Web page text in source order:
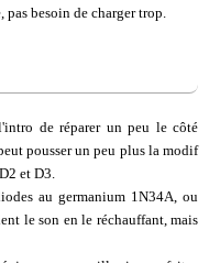
besoin de charger trop.
de réparer un peu le côté
pousser un peu plus la modif
et D3.
au germanium 1N34A, ou
le son en le réchauffant, mais